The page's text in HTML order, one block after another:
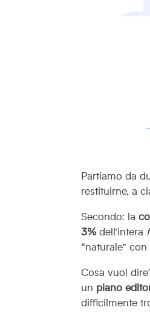
Partiamo da
restituirne, a
Secondo: la
3% dell’intera
“naturale”
Cosa vuol
un piano
difficilmente